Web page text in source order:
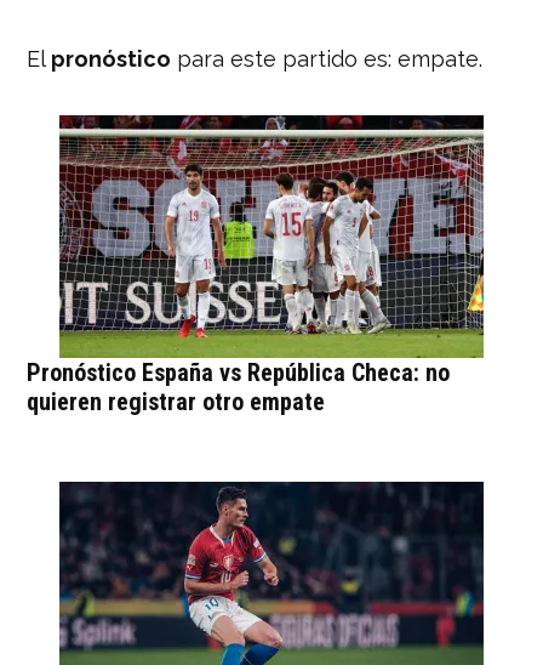
El pronóstico para este partido es: empate.
Pronóstico España vs República Checa: no
quieren registrar otro empate